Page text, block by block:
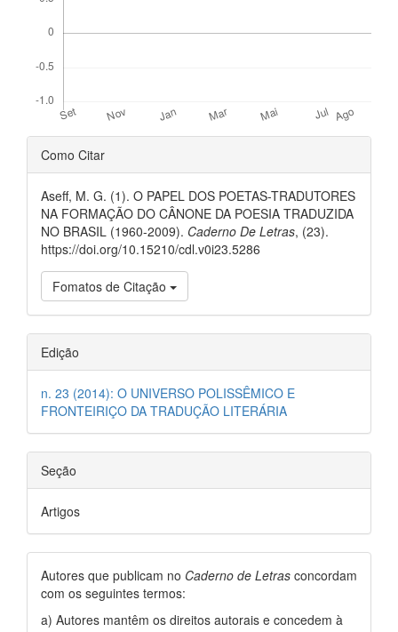
Como Citar
Aseff, M. G. (1). O PAPEL DOS POETAS-TRADUTORES
NA FORMAÇÃO DO CÂNONE DA POESIA TRADUZIDA
NO BRASIL (1960-2009). Caderno De Letras, (23).
https://doi.org/10.15210/cdl.v0i23.5286
Fomatos de Citação
Edição
n. 23 (2014): O UNIVERSO POLISSÊMICO E
FRONTEIRIÇO DA TRADUÇÃO LITERÁRIA
Seção
Artigos
Autores que publicam no Caderno de Letras concordam
com os seguintes termos:
a) Autores mantêm os direitos autorais e concedem à